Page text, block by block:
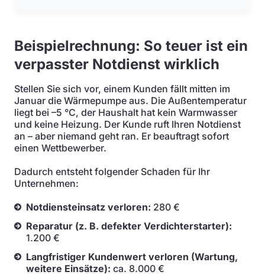
Beispielrechnung: So teuer ist ein
verpasster Notdienst wirklich
Stellen Sie sich vor, einem Kunden fällt mitten im
Januar die Wärmepumpe aus. Die Außentemperatur
liegt bei –5 °C, der Haushalt hat kein Warmwasser
und keine Heizung. Der Kunde ruft Ihren Notdienst
an – aber niemand geht ran. Er beauftragt sofort
einen Wettbewerber.
Dadurch entsteht folgender Schaden für Ihr
Unternehmen:
Notdiensteinsatz verloren: 280 €
Reparatur (z. B. defekter Verdichterstarter):
1.200 €
Langfristiger Kundenwert verloren (Wartung,
weitere Einsätze): ca. 8.000 €